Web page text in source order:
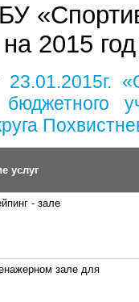
на 2015 год
бюджетного
услуг
- зале
зале для